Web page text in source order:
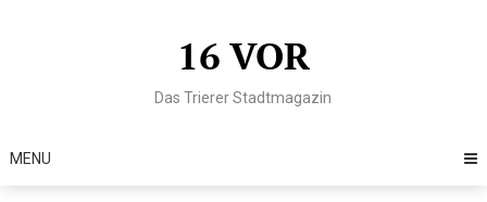
16 VOR
Das Trierer Stadtmagazin
MENU